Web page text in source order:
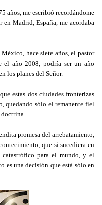
años, me escribió recordándome
Madrid, España, me acordaba
hace siete años, el pastor
el año 2008, podría ser un año
los planes del Señor.
estas dos ciudades fronterizas
quedando sólo el remanente fiel
promesa del arrebatamiento,
que si sucediera en
catastrófico para el mundo, y el
es una decisión que está sólo en